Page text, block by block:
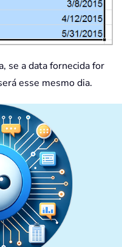
se a data fornecida for
esse mesmo dia.